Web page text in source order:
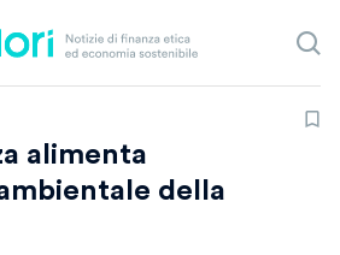
alimenta
della